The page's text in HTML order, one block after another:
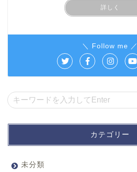
詳しく
＼ Follow me ／
カテゴリー
未分類